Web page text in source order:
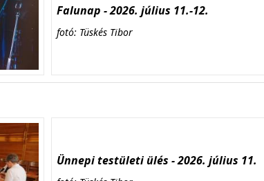
Falunap - 2026. július 11.-12.
fotó: Tüskés Tibor
Ünnepi testületi ülés - 2026. július 11.